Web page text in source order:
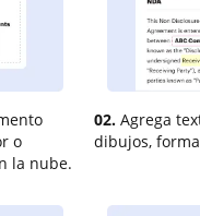
o
la nube.
02. Agrega
dibujos,